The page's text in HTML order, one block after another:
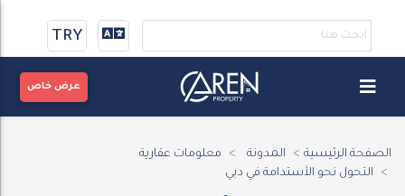
TRY
عرض خاص
الصفحة الرئيسية المدونة
معلومات عقارية
التحول نحو الأستدامة في دبي